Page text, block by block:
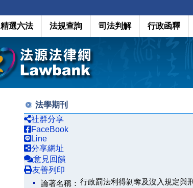
精選六法 法規查詢 司法判解 行政函釋
法學期刊
社群分享
FaceBook
Line
分享網址
意見回饋
友善列印
論著名稱： 行政罰法利得剝奪及沒入規定與